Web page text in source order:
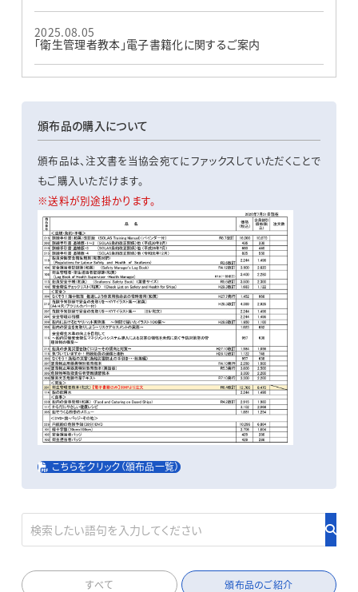
2025.08.05
｢衛生管理者教本｣電子書籍化に関するご案内
頒布品の購入について
頒布品は、注文書を当協会宛てにファックスしていただくことで
もご購入いただけます。
※送料が別途掛かります。
こちらをクリック（頒布品一覧）
すべて 頒布品のご紹介